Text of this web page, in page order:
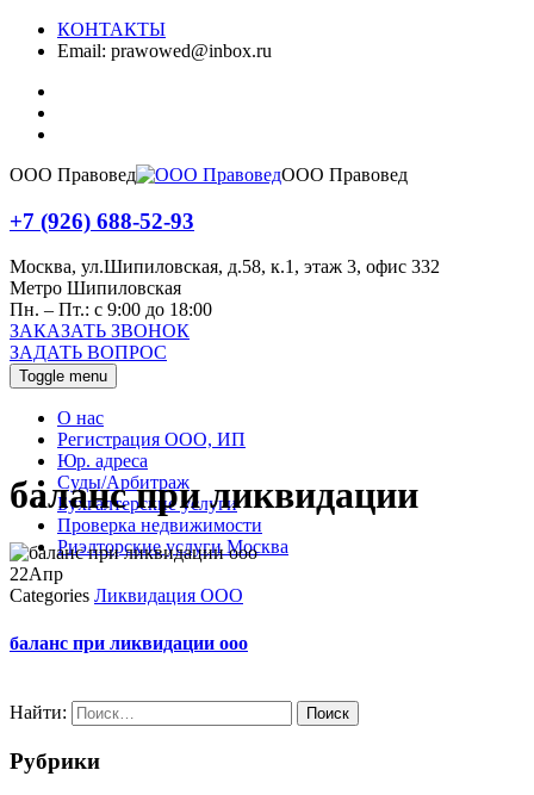
КОНТАКТЫ
Email: prawowed@inbox.ru
ООО Правовед ООО Правовед
+7 (926) 688-52-93
Москва, ул.Шипиловская, д.58, к.1, этаж 3, офис 332
Метро Шипиловская
Пн. – Пт.: с 9:00 до 18:00
ЗАКАЗАТЬ ЗВОНОК
ЗАДАТЬ ВОПРОС
Toggle menu
О нас
Регистрация ООО, ИП
Юр. адреса
Суды/Арбитраж
Бухгалтерские услуги
Проверка недвижимости
Риэлторские услуги Москва
баланс при ликвидации
22Апр
Categories Ликвидация ООО
баланс при ликвидации ооо
Найти:
Рубрики